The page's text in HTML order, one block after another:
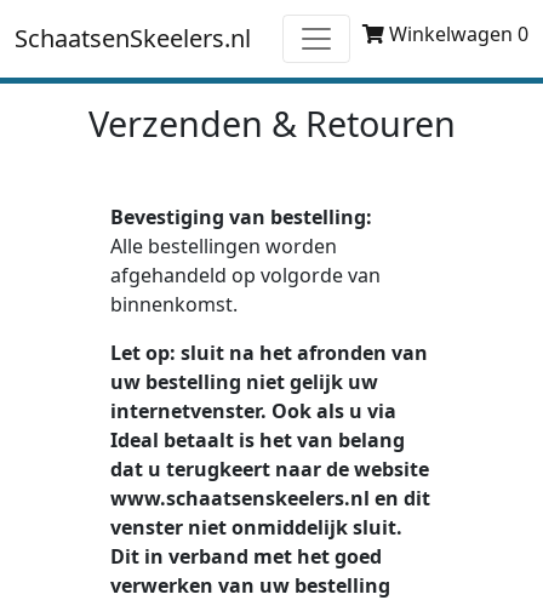
SchaatsenSkeelers.nl Winkelwagen 0
Verzenden & Retouren
Bevestiging van bestelling:
Alle bestellingen worden
afgehandeld op volgorde van
binnenkomst.
Let op: sluit na het afronden van
uw bestelling niet gelijk uw
internetvenster. Ook als u via
Ideal betaalt is het van belang
dat u terugkeert naar de website
www.schaatsenskeelers.nl en dit
venster niet onmiddelijk sluit.
Dit in verband met het goed
verwerken van uw bestelling